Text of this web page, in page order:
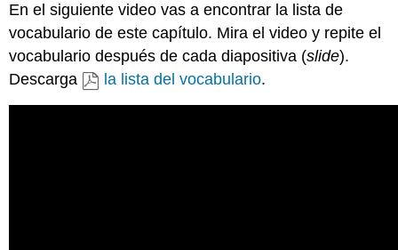
En el siguiente video vas a encontrar la lista de
vocabulario de este capítulo. Mira el video y repite el
vocabulario después de cada diapositiva (slide).
Descarga
la lista del vocabulario.